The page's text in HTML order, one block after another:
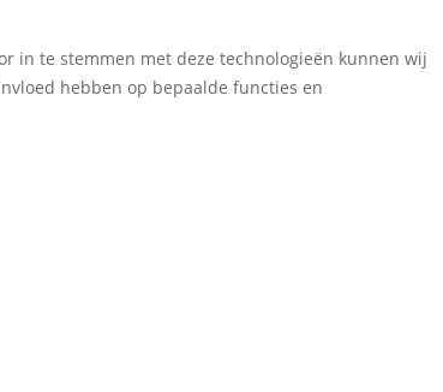
in te stemmen met deze technologieën kunnen wij
hebben op bepaalde functies en